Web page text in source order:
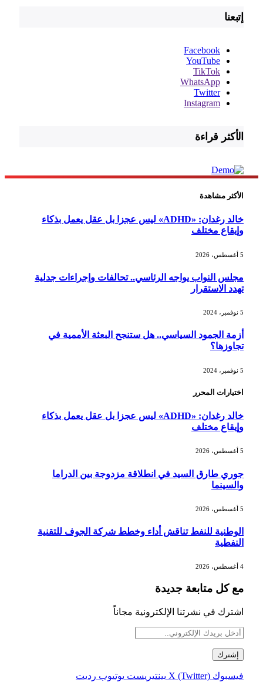
إتبعنا
Facebook
YouTube
TikTok
WhatsApp
Twitter
Instagram
الأكثر قراءة
الأكثر مشاهدة
خالد رغدان: «ADHD» ليس عجزا بل عقل يعمل بذكاء
وإيقاع مختلف
مجلس النواب يواجه الرئاسي.. تحالفات وإجراءات جدلية
تهدد الاستقرار
أزمة الجمود السياسي.. هل ستنجح البعثة الأممية في
تجاوزها؟
اختيارات المحرر
خالد رغدان: «ADHD» ليس عجزا بل عقل يعمل بذكاء
وإيقاع مختلف
جوري طارق السيد في انطلاقة مزدوجة بين الدراما
والسينما
الوطنية للنفط تناقش أداء وخطط شركة الجوف للتقنية
النفطية
مع كل متابعة جديدة
اشترك في نشرتنا الإلكترونية مجاناً
فيسبوك X (Twitter) بينتيريست يوتيوب رديت